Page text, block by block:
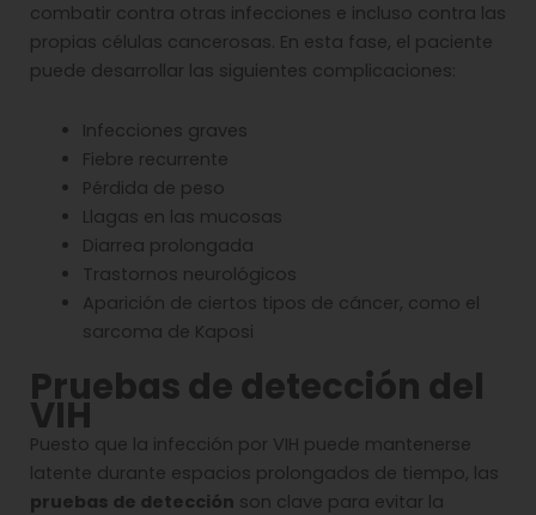
combatir contra otras infecciones e incluso contra las
propias células cancerosas. En esta fase, el paciente
puede desarrollar las siguientes complicaciones:
Infecciones graves
Fiebre recurrente
Pérdida de peso
Llagas en las mucosas
Diarrea prolongada
Trastornos neurológicos
Aparición de ciertos tipos de cáncer, como el
sarcoma de Kaposi
Pruebas de detección del
VIH
Puesto que la infección por VIH puede mantenerse
latente durante espacios prolongados de tiempo, las
pruebas de detección son clave para evitar la